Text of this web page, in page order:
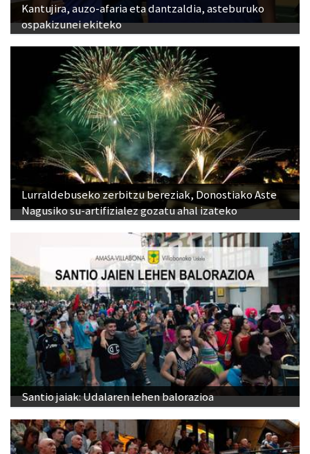
Kantujira, auzo-afaria eta dantzaldia, asteburuko
ospakizunei ekiteko
Lurraldebuseko zerbitzu bereziak, Donostiako Aste
Nagusiko su-artifizialez gozatu ahal izateko
Santio jaiak: Udalaren lehen balorazioa